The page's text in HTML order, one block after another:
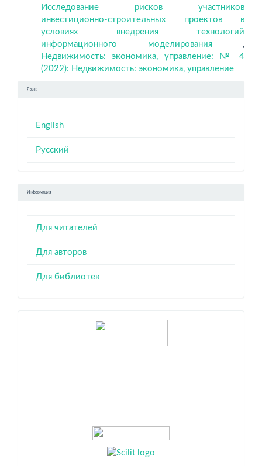
Исследование рисков участников
инвестиционно-строительных проектов в
условиях внедрения технологий
информационного моделирования ,
Недвижимость: экономика, управление: № 4
(2022): Недвижимость: экономика, управление
Язык
English
Русский
Информация
Для читателей
Для авторов
Для библиотек